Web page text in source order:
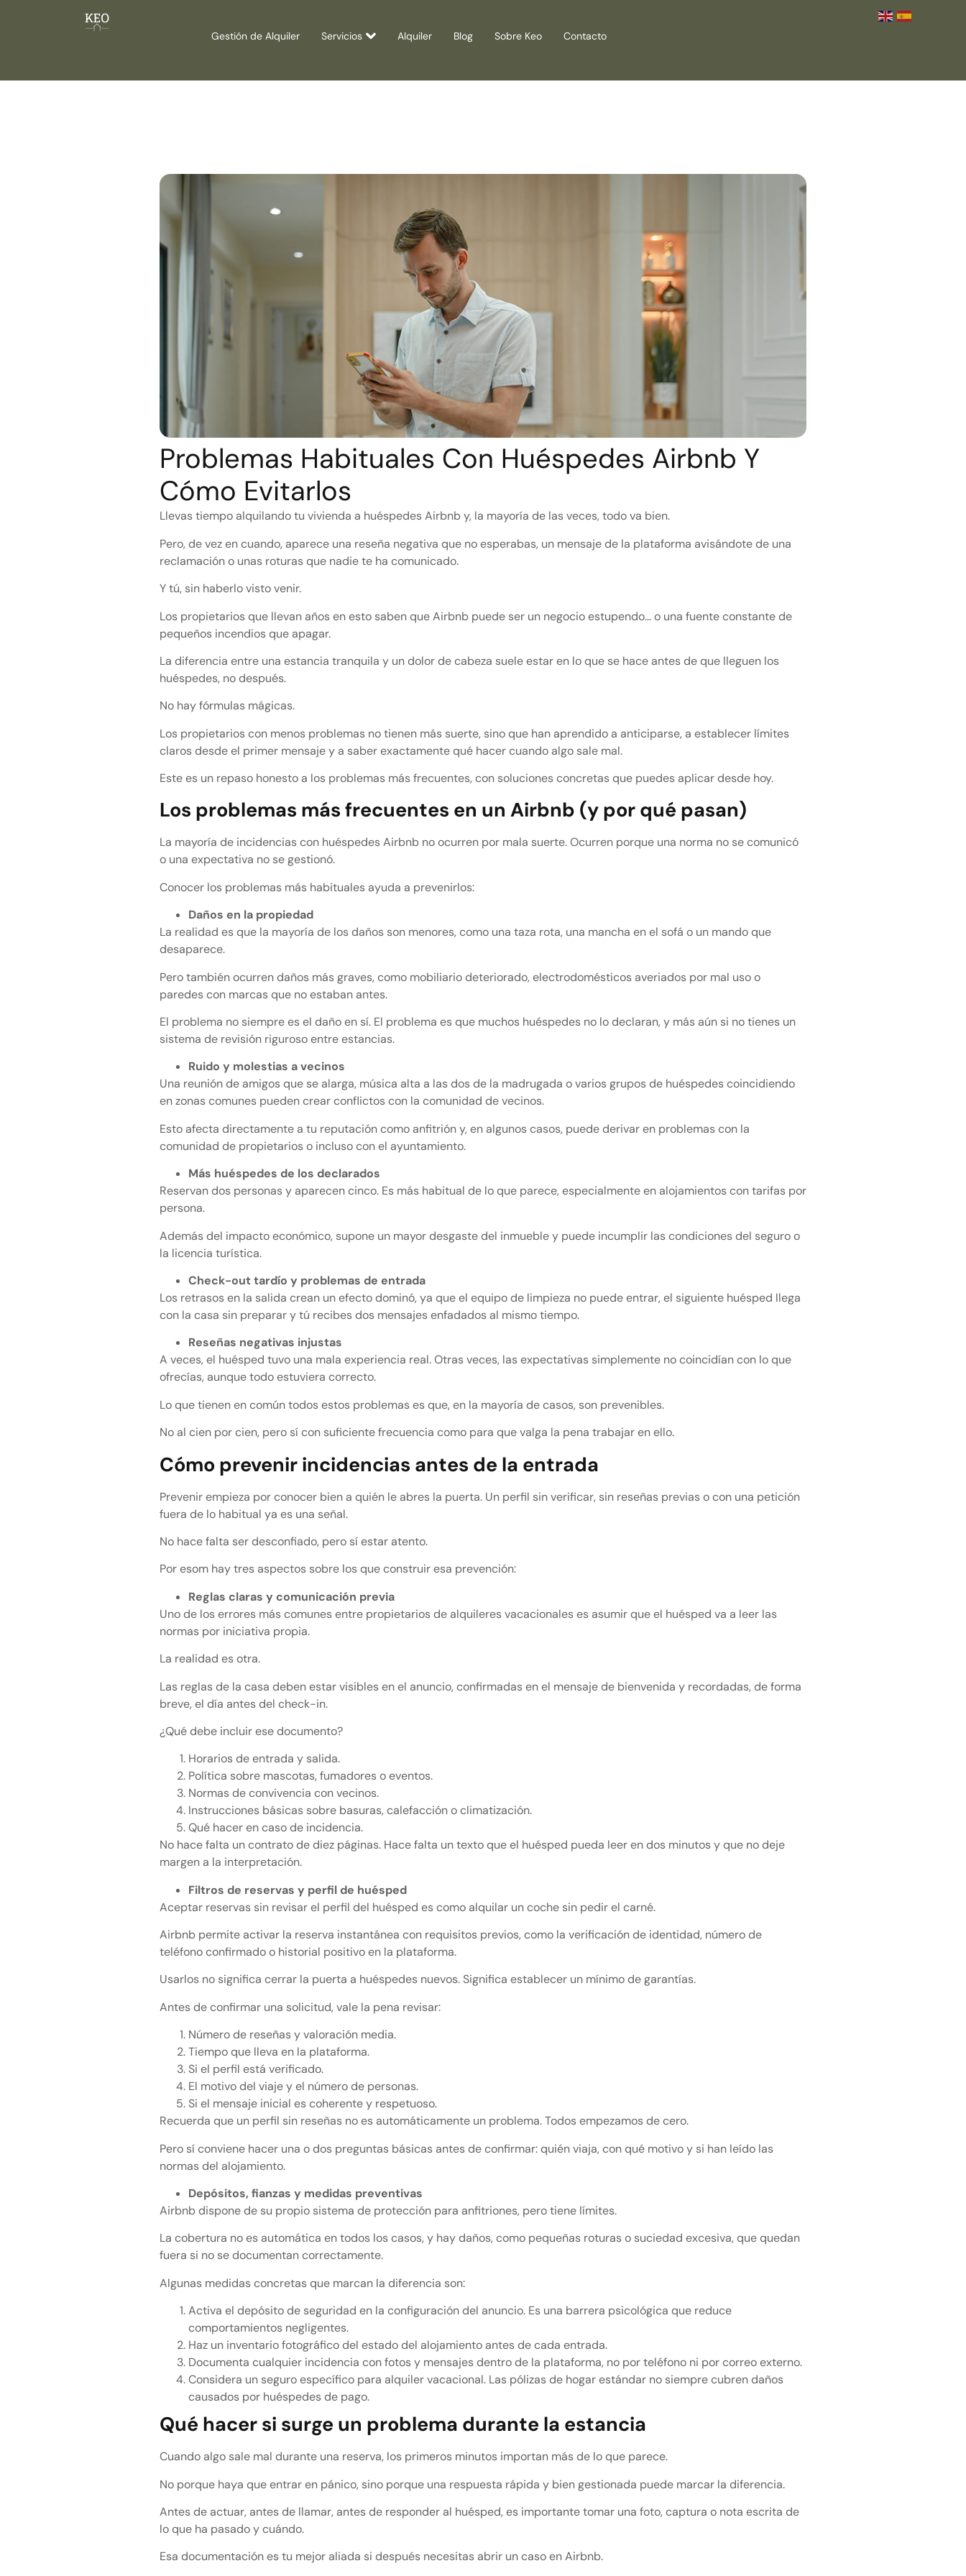
Gestión de Alquiler Servicios Alquiler Blog Sobre Keo Contacto
Problemas Habituales Con Huéspedes Airbnb Y
Cómo Evitarlos
Llevas tiempo alquilando tu vivienda a huéspedes Airbnb y, la mayoría de las veces, todo va bien.
Pero, de vez en cuando, aparece una reseña negativa que no esperabas, un mensaje de la plataforma avisándote de una
reclamación o unas roturas que nadie te ha comunicado.
Y tú, sin haberlo visto venir.
Los propietarios que llevan años en esto saben que Airbnb puede ser un negocio estupendo… o una fuente constante de
pequeños incendios que apagar.
La diferencia entre una estancia tranquila y un dolor de cabeza suele estar en lo que se hace antes de que lleguen los
huéspedes, no después.
No hay fórmulas mágicas.
Los propietarios con menos problemas no tienen más suerte, sino que han aprendido a anticiparse, a establecer límites
claros desde el primer mensaje y a saber exactamente qué hacer cuando algo sale mal.
Este es un repaso honesto a los problemas más frecuentes, con soluciones concretas que puedes aplicar desde hoy.
Los problemas más frecuentes en un Airbnb (y por qué pasan)
La mayoría de incidencias con huéspedes Airbnb no ocurren por mala suerte. Ocurren porque una norma no se comunicó
o una expectativa no se gestionó.
Conocer los problemas más habituales ayuda a prevenirlos:
Daños en la propiedad
La realidad es que la mayoría de los daños son menores, como una taza rota, una mancha en el sofá o un mando que
desaparece.
Pero también ocurren daños más graves, como mobiliario deteriorado, electrodomésticos averiados por mal uso o
paredes con marcas que no estaban antes.
El problema no siempre es el daño en sí. El problema es que muchos huéspedes no lo declaran, y más aún si no tienes un
sistema de revisión riguroso entre estancias.
Ruido y molestias a vecinos
Una reunión de amigos que se alarga, música alta a las dos de la madrugada o varios grupos de huéspedes coincidiendo
en zonas comunes pueden crear conflictos con la comunidad de vecinos.
Esto afecta directamente a tu reputación como anfitrión y, en algunos casos, puede derivar en problemas con la
comunidad de propietarios o incluso con el ayuntamiento.
Más huéspedes de los declarados
Reservan dos personas y aparecen cinco. Es más habitual de lo que parece, especialmente en alojamientos con tarifas por
persona.
Además del impacto económico, supone un mayor desgaste del inmueble y puede incumplir las condiciones del seguro o
la licencia turística.
Check-out tardío y problemas de entrada
Los retrasos en la salida crean un efecto dominó, ya que el equipo de limpieza no puede entrar, el siguiente huésped llega
con la casa sin preparar y tú recibes dos mensajes enfadados al mismo tiempo.
Reseñas negativas injustas
A veces, el huésped tuvo una mala experiencia real. Otras veces, las expectativas simplemente no coincidían con lo que
ofrecías, aunque todo estuviera correcto.
Lo que tienen en común todos estos problemas es que, en la mayoría de casos, son prevenibles.
No al cien por cien, pero sí con suficiente frecuencia como para que valga la pena trabajar en ello.
Cómo prevenir incidencias antes de la entrada
Prevenir empieza por conocer bien a quién le abres la puerta. Un perfil sin verificar, sin reseñas previas o con una petición
fuera de lo habitual ya es una señal.
No hace falta ser desconfiado, pero sí estar atento.
Por esom hay tres aspectos sobre los que construir esa prevención:
Reglas claras y comunicación previa
Uno de los errores más comunes entre propietarios de alquileres vacacionales es asumir que el huésped va a leer las
normas por iniciativa propia.
La realidad es otra.
Las reglas de la casa deben estar visibles en el anuncio, confirmadas en el mensaje de bienvenida y recordadas, de forma
breve, el día antes del check-in.
¿Qué debe incluir ese documento?
Horarios de entrada y salida.
Política sobre mascotas, fumadores o eventos.
Normas de convivencia con vecinos.
Instrucciones básicas sobre basuras, calefacción o climatización.
Qué hacer en caso de incidencia.
No hace falta un contrato de diez páginas. Hace falta un texto que el huésped pueda leer en dos minutos y que no deje
margen a la interpretación.
Filtros de reservas y perfil de huésped
Aceptar reservas sin revisar el perfil del huésped es como alquilar un coche sin pedir el carné.
Airbnb permite activar la reserva instantánea con requisitos previos, como la verificación de identidad, número de
teléfono confirmado o historial positivo en la plataforma.
Usarlos no significa cerrar la puerta a huéspedes nuevos. Significa establecer un mínimo de garantías.
Antes de confirmar una solicitud, vale la pena revisar:
Número de reseñas y valoración media.
Tiempo que lleva en la plataforma.
Si el perfil está verificado.
El motivo del viaje y el número de personas.
Si el mensaje inicial es coherente y respetuoso.
Recuerda que un perfil sin reseñas no es automáticamente un problema. Todos empezamos de cero.
Pero sí conviene hacer una o dos preguntas básicas antes de confirmar: quién viaja, con qué motivo y si han leído las
normas del alojamiento.
Depósitos, fianzas y medidas preventivas
Airbnb dispone de su propio sistema de protección para anfitriones, pero tiene límites.
La cobertura no es automática en todos los casos, y hay daños, como pequeñas roturas o suciedad excesiva, que quedan
fuera si no se documentan correctamente.
Algunas medidas concretas que marcan la diferencia son:
Activa el depósito de seguridad en la configuración del anuncio. Es una barrera psicológica que reduce
comportamientos negligentes.
Haz un inventario fotográfico del estado del alojamiento antes de cada entrada.
Documenta cualquier incidencia con fotos y mensajes dentro de la plataforma, no por teléfono ni por correo externo.
Considera un seguro específico para alquiler vacacional. Las pólizas de hogar estándar no siempre cubren daños
causados por huéspedes de pago.
Qué hacer si surge un problema durante la estancia
Cuando algo sale mal durante una reserva, los primeros minutos importan más de lo que parece.
No porque haya que entrar en pánico, sino porque una respuesta rápida y bien gestionada puede marcar la diferencia.
Antes de actuar, antes de llamar, antes de responder al huésped, es importante tomar una foto, captura o nota escrita de
lo que ha pasado y cuándo.
Esa documentación es tu mejor aliada si después necesitas abrir un caso en Airbnb.